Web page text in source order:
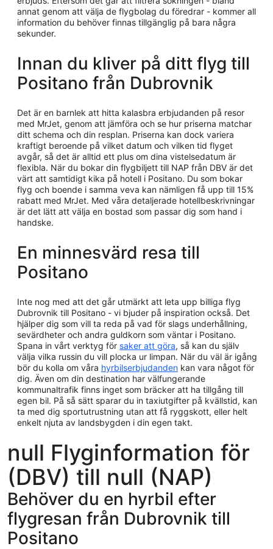
annat genom att välja de flygbolag du föredrar - kommer all
information du behöver finnas tillgänglig på bara några
sekunder.
Innan du kliver på ditt flyg till
Positano från Dubrovnik
Det är en barnlek att hitta kalasbra erbjudanden på resor
med MrJet, genom att jämföra och se hur priserna matchar
ditt schema och din resplan. Priserna kan dock variera
kraftigt beroende på vilket datum och vilken tid flyget
avgår, så det är alltid ett plus om dina vistelsedatum är
flexibla. När du bokar din flygbiljett till NAP från DBV är det
värt att samtidigt kika på hotell i Positano. Du som bokar
flyg och boende i samma veva kan nämligen få upp till 15%
rabatt med MrJet. Med våra detaljerade hotellbeskrivningar
är det lätt att välja en bostad som passar dig som hand i
handske.
En minnesvärd resa till
Positano
Inte nog med att det går utmärkt att leta upp billiga flyg
Dubrovnik till Positano - vi bjuder på inspiration också. Det
hjälper dig som vill ta reda på vad för slags underhållning,
sevärdheter och andra guldkorn som väntar i Positano.
Spana in vårt verktyg för saker att göra, så kan du själv
välja vilka russin du vill plocka ur limpan. När du väl är igång
bör du kolla om våra hyrbilserbjudanden kan vara något för
dig. Även om din destination har välfungerande
kommunaltrafik finns inget som bräcker att ha tillgång till
egen bil. På så sätt sparar du in taxiutgifter på kvällstid, kan
ta med dig sportutrustning utan att få ryggskott, eller helt
enkelt njuta av landsbygden i din egen takt.
null Flyginformation för
(DBV) till null (NAP)
Behöver du en hyrbil efter
flygresan från Dubrovnik till
Positano